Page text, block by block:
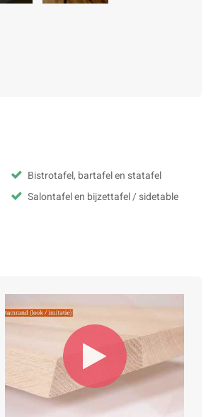
Bistrotafel, bartafel en statafel
Salontafel en bijzettafel / sidetable